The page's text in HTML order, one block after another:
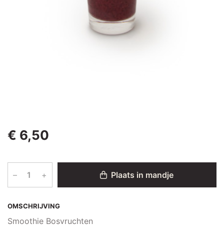
OMSCHRIJVING
Smoothie Bosvruchten
€ 6,50
– + Plaats in mandje